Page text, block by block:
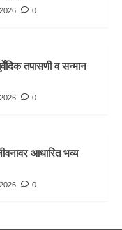
0
तपासणी व सन्मान
0
आधारित भव्य
0